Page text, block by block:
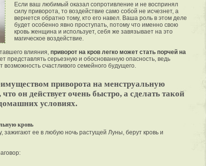
Если ваш любимый оказал сопротивление и не воспринял
силу приворота, то воздействие само собой не исчезнет, а
вернется обратно тому, кто его навел. Ваша роль в этом деле
будет особенно явно проступать, потому что именно свою
кровь женщина и использует, себя же завязывает на это
магическое воздействие.
влияния, приворот на кров легко может стать порчей на
представлять серьезную и обоснованную опасность, ведь
счастливого семейного будущего.
приворота на менструальную
что он действует очень быстро, а сделать такой
условиях.
кровь
зажигают ее в любую ночь растущей Луны, берут кровь и